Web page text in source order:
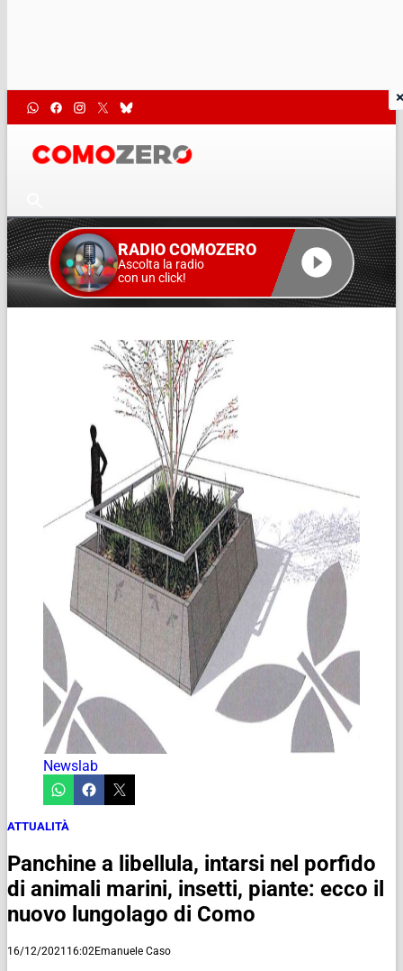
RADIO COMOZERO
Ascolta la radio
con un click!
Newslab
ATTUALITÀ
Panchine a libellula, intarsi nel porfido
di animali marini, insetti, piante: ecco il
nuovo lungolago di Como
16/12/2021 16:02Emanuele Caso